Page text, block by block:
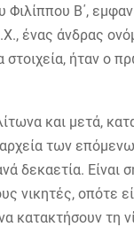
Β΄,
ένας άνδρας
στοιχεία, ήταν ο
και μετά,
των
δεκαετία. Είναι
νικητές, οπότε
κατακτήσουν τη